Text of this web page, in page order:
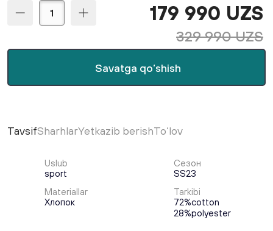
Savatga qo‘shish
179 990 UZS
329 990 UZS
TavsifSharhlarYetkazib berishTo‘lov
Uslub
sport
Сезон
SS23
Materiallar
Хлопок
Tarkibi
72%cotton
28%polyester